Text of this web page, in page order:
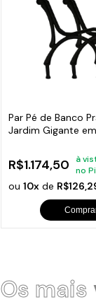
Par Pé de Banco
Jardim Gigante
R$1.174,50
à
no
ou10x de
Os mais